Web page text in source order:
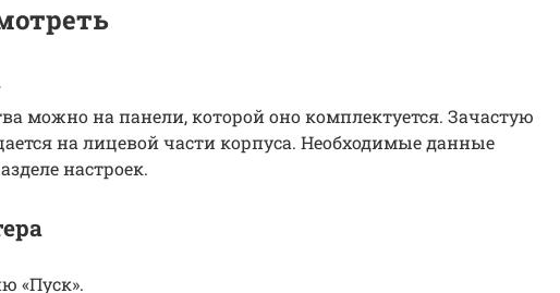
можно на панели, которой оно комплектуется. Зачастую
на лицевой части корпуса. Необходимые данные
настроек.
«Пуск».